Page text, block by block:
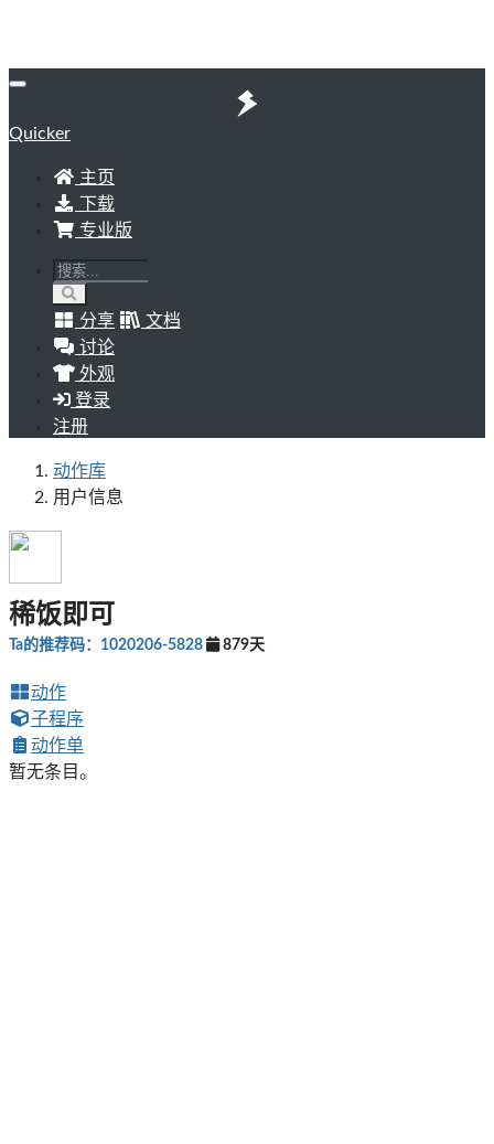
Quicker
主页
下载
专业版
分享
文档
讨论
外观
登录
注册
动作库
用户信息
稀饭即可
Ta的推荐码：1020206-5828 879天
动作
子程序
动作单
暂无条目。